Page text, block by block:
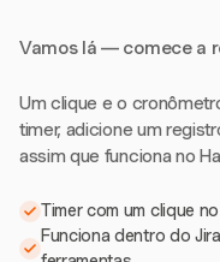
Vamos lá — comece a
Um clique e o
timer, adicione um
assim que funciona no
Timer com um clique
Funciona dentro do